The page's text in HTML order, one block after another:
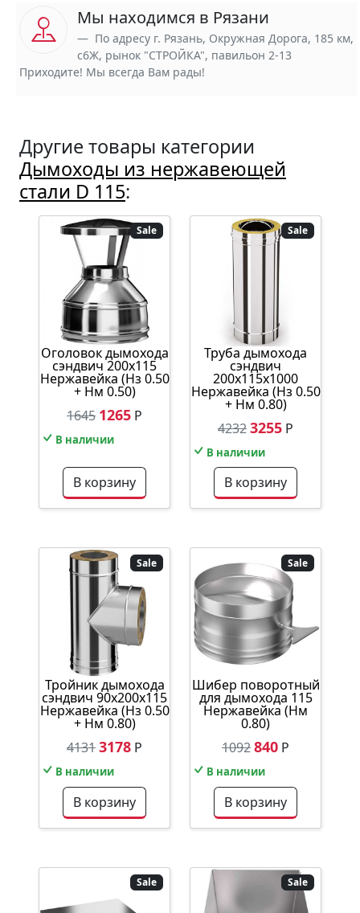
Мы находимся в Рязани
По адресу г. Рязань, Окружная Дорога, 185 км,
с6Ж, рынок "СТРОЙКА", павильон 2-13
Приходите! Мы всегда Вам рады!
Другие товары категории
Дымоходы из нержавеющей
стали D 115:
Sale
Оголовок дымохода
сэндвич 200х115
Нержавейка (Нз 0.50
+ Нм 0.50)
1645 1265 Р
В наличии
В корзину
Sale
Труба дымохода
сэндвич
200х115х1000
Нержавейка (Нз 0.50
+ Нм 0.80)
42323255 Р
В наличии
В корзину
Sale
Тройник дымохода
сэндвич 90х200х115
Нержавейка (Нз 0.50
+ Нм 0.80)
41313178 Р
В наличии
В корзину
Sale
Шибер поворотный
для дымохода 115
Нержавейка (Нм
0.80)
1092840 Р
В наличии
В корзину
Sale Sale